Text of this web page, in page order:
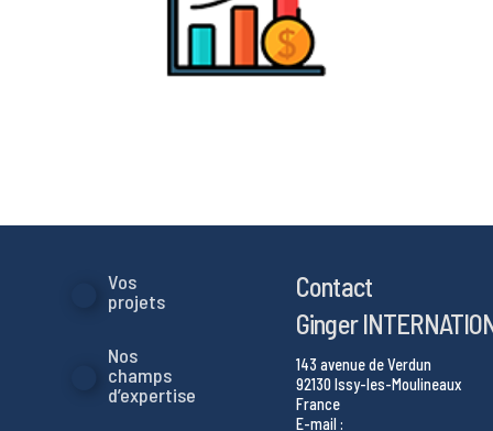
Vos
projets
Nos
champs
d’expertise
Contact
Ginger
143 avenue de Verdun
92130 Issy-les-Moulineaux
France
E-mail :